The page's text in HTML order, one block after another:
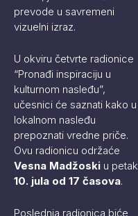
prevode u savremeni
vizuelni izraz.
U okviru četvrte radionice
“Pronađi inspiraciju u
kulturnom nasleđu”,
učesnici će saznati kako u
lokalnom nasleđu
prepoznati vredne priče.
Ovu radionicu održaće
Vesna Madžoski u petak
10. jula od 17 časova.
Poslednja radionica biće